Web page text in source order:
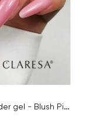
Claresa SOFT&EASY UV/LED builder gel - Blush Pink, 12g